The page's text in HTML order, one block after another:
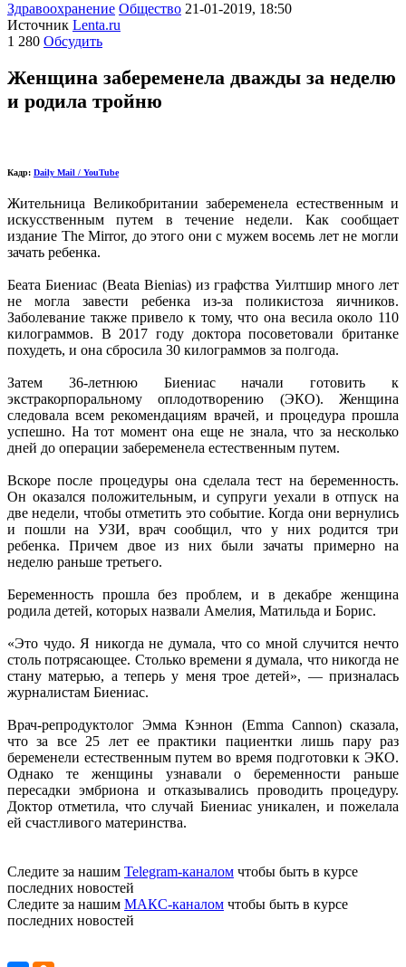
Здравоохранение Общество 21-01-2019, 18:50
Источник Lenta.ru
1 280 Обсудить
Женщина забеременела дважды за неделю
и родила тройню
Кадр: Daily Mail / YouTube
Жительница Великобритании забеременела естественным и
искусственным путем в течение недели. Как сообщает
издание The Mirror, до этого они с мужем восемь лет не могли
зачать ребенка.
Беата Биениас (Beata Bienias) из графства Уилтшир много лет
не могла завести ребенка из-за поликистоза яичников.
Заболевание также привело к тому, что она весила около 110
килограммов. В 2017 году доктора посоветовали британке
похудеть, и она сбросила 30 килограммов за полгода.
Затем 36-летнюю Биениас начали готовить к
экстракорпоральному оплодотворению (ЭКО). Женщина
следовала всем рекомендациям врачей, и процедура прошла
успешно. На тот момент она еще не знала, что за несколько
дней до операции забеременела естественным путем.
Вскоре после процедуры она сделала тест на беременность.
Он оказался положительным, и супруги уехали в отпуск на
две недели, чтобы отметить это событие. Когда они вернулись
и пошли на УЗИ, врач сообщил, что у них родится три
ребенка. Причем двое из них были зачаты примерно на
неделю раньше третьего.
Беременность прошла без проблем, и в декабре женщина
родила детей, которых назвали Амелия, Матильда и Борис.
«Это чудо. Я никогда не думала, что со мной случится нечто
столь потрясающее. Столько времени я думала, что никогда не
стану матерью, а теперь у меня трое детей», — призналась
журналистам Биениас.
Врач-репродуктолог Эмма Кэннон (Emma Cannon) сказала,
что за все 25 лет ее практики пациентки лишь пару раз
беременели естественным путем во время подготовки к ЭКО.
Однако те женщины узнавали о беременности раньше
пересадки эмбриона и отказывались проводить процедуру.
Доктор отметила, что случай Биениас уникален, и пожелала
ей счастливого материнства.
Следите за нашим Telegram-каналом чтобы быть в курсе
последних новостей
Следите за нашим МАКС-каналом чтобы быть в курсе
последних новостей